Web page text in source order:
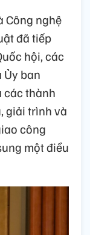
Công nghệ
đã tiếp
hội, các
Ủy ban
các thành
giải trình và
công
một điều